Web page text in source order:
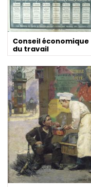
Conseil économique
du travail